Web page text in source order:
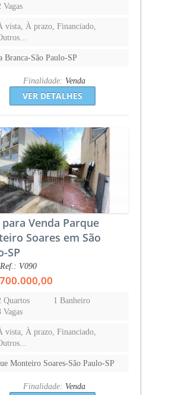
Vagas
vista, À prazo, Financiado,
Branca-São Paulo-SP
Finalidade: Venda
VER DETALHES
para Venda Parque
Soares em São
SP
V090
Quartos
1 Banheiro
Vagas
vista, À prazo, Financiado,
Monteiro Soares-São Paulo-SP
Finalidade: Venda